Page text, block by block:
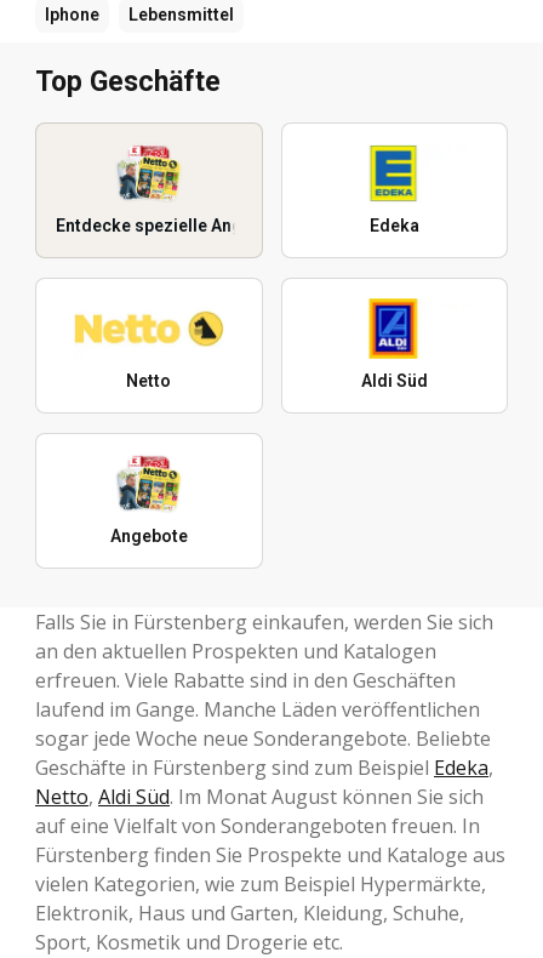
Iphone Lebensmittel
Top Geschäfte
Entdecke spezielle Angebote Edeka
Netto Aldi Süd
Angebote
Falls Sie in Fürstenberg einkaufen, werden Sie sich
an den aktuellen Prospekten und Katalogen
erfreuen. Viele Rabatte sind in den Geschäften
laufend im Gange. Manche Läden veröffentlichen
sogar jede Woche neue Sonderangebote. Beliebte
Geschäfte in Fürstenberg sind zum Beispiel Edeka,
Netto, Aldi Süd. Im Monat August können Sie sich
auf eine Vielfalt von Sonderangeboten freuen. In
Fürstenberg finden Sie Prospekte und Kataloge aus
vielen Kategorien, wie zum Beispiel Hypermärkte,
Elektronik, Haus und Garten, Kleidung, Schuhe,
Sport, Kosmetik und Drogerie etc.